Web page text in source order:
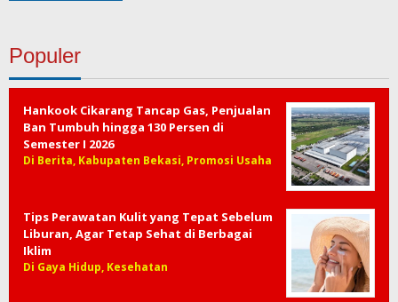
Populer
Hankook Cikarang Tancap Gas, Penjualan
Ban Tumbuh hingga 130 Persen di
Semester I 2026
Di Berita, Kabupaten Bekasi, Promosi Usaha
Tips Perawatan Kulit yang Tepat Sebelum
Liburan, Agar Tetap Sehat di Berbagai
Iklim
Di Gaya Hidup, Kesehatan